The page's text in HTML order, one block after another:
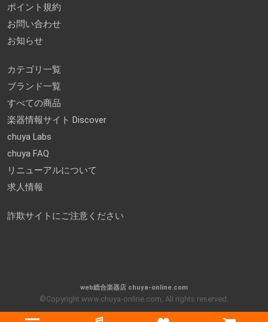
ポイント規約
お問い合わせ
お知らせ
カテゴリ一覧
ブランド一覧
すべての商品
楽器情報サイト Discover
chuya Labs
chuya FAQ
リニューアルについて
求人情報
詐欺サイトにご注意ください
web総合楽器店 chuya-online.com
©Copyright www.chuya-online.com, All rights reserved.
Menu